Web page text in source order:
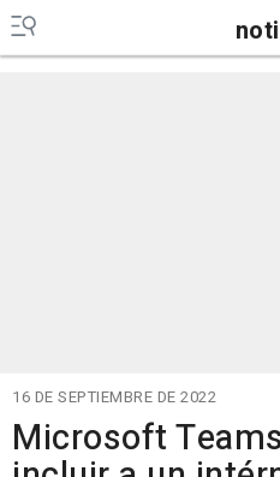
noti
16 DE SEPTIEMBRE DE 2022
Microsoft